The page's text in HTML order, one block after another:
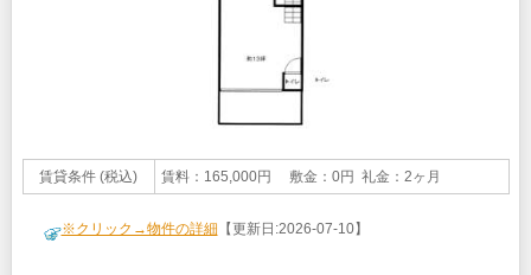
賃貸条件 (税込) 賃料：165,000円 敷金：0円 礼金：2ヶ月
※クリック→物件の詳細 【更新日:2026-07-10】